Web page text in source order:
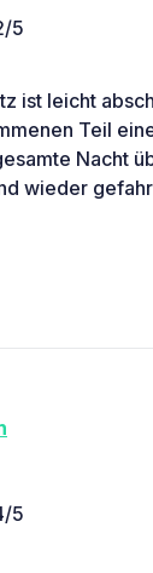
5
ist leicht
Teil
Nacht
wieder
5